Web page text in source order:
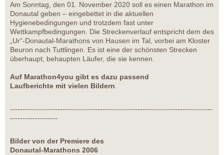
Am Sonntag, den 01. November 2020 soll es einen Marathon im
Donautal geben – eingebettet in die aktuellen
Hygienebedingungen und trotzdem fast unter
Wettkampfbedingungen. Die Streckenverlauf entspricht dem des
„Ur“-Donautal-Marathons von Hausen im Tal, vorbei am Kloster
Beuron nach Tuttlingen. Es ist eine der schönsten Strecken
überhaupt, behaupten Läufer, die sie kennen.
Auf Marathon4you gibt es dazu passend
Laufberichte mit vielen Bildern.
---------------------------------------------------------------------------------
-------------------
Bilder von der Premiere des
Donautal-Marathons 2006